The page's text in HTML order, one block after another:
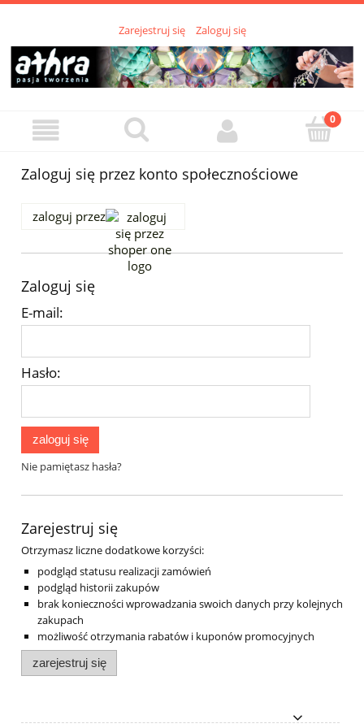
Zarejestruj się Zaloguj się
Zaloguj się przez konto społecznościowe
zaloguj przez
Zaloguj się
E-mail:
Hasło:
zaloguj się
Nie pamiętasz hasła?
Zarejestruj się
Otrzymasz liczne dodatkowe korzyści:
podgląd statusu realizacji zamówień
podgląd historii zakupów
brak konieczności wprowadzania swoich danych przy kolejnych
zakupach
możliwość otrzymania rabatów i kuponów promocyjnych
zarejestruj się